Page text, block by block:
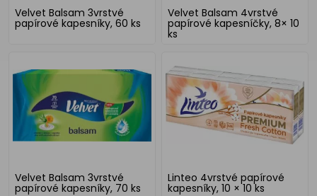
Velvet Balsam 3vrstvé
papírové kapesníky, 60 ks
Velvet Balsam 4vrstvé
papírové kapesníčky, 8× 10
ks
Velvet Balsam 3vrstvé
papírové kapesníky, 70 ks
Linteo 4vrstvé papírové
kapesníky, 10 × 10 ks